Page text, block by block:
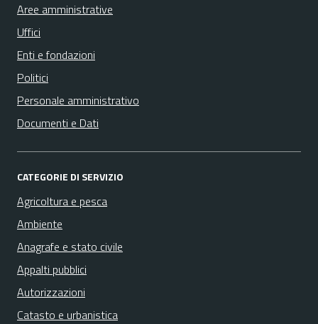
Aree amministrative
Uffici
Enti e fondazioni
Politici
Personale amministrativo
Documenti e Dati
CATEGORIE DI SERVIZIO
Agricoltura e pesca
Ambiente
Anagrafe e stato civile
Appalti pubblici
Autorizzazioni
Catasto e urbanistica